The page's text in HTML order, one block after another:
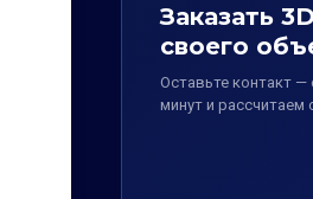
Заказать
своего
Оставьте контакт —
минут и рассчитаем